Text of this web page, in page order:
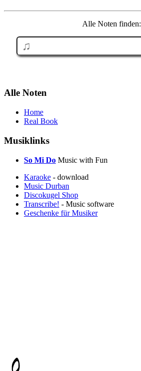
Alle Noten finden:
Alle Noten
Home
Real Book
Musiklinks
So Mi Do Music with Fun
Karaoke - download
Music Durban
Discokugel Shop
Transcribe! - Music software
Geschenke für Musiker